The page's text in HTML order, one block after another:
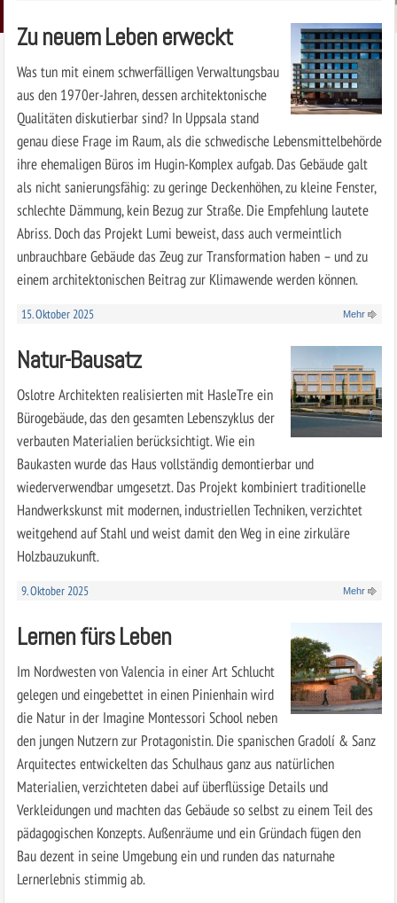
Zu neuem Leben erweckt
Was tun mit einem schwerfälligen Verwaltungsbau
aus den 1970er-Jahren, dessen architektonische
Qualitäten diskutierbar sind? In Uppsala stand
genau diese Frage im Raum, als die schwedische Lebensmittelbehörde
ihre ehemaligen Büros im Hugin-Komplex aufgab. Das Gebäude galt
als nicht sanierungsfähig: zu geringe Deckenhöhen, zu kleine Fenster,
schlechte Dämmung, kein Bezug zur Straße. Die Empfehlung lautete
Abriss. Doch das Projekt Lumi beweist, dass auch vermeintlich
unbrauchbare Gebäude das Zeug zur Transformation haben – und zu
einem architektonischen Beitrag zur Klimawende werden können.
15. Oktober 2025 Mehr
Natur-Bausatz
Oslotre Architekten realisierten mit HasleTre ein
Bürogebäude, das den gesamten Lebenszyklus der
verbauten Materialien berücksichtigt. Wie ein
Baukasten wurde das Haus vollständig demontierbar und
wiederverwendbar umgesetzt. Das Projekt kombiniert traditionelle
Handwerkskunst mit modernen, industriellen Techniken, verzichtet
weitgehend auf Stahl und weist damit den Weg in eine zirkuläre
Holzbauzukunft.
9. Oktober 2025 Mehr
Lernen fürs Leben
Im Nordwesten von Valencia in einer Art Schlucht
gelegen und eingebettet in einen Pinienhain wird
die Natur in der Imagine Montessori School neben
den jungen Nutzern zur Protagonistin. Die spanischen Gradolí & Sanz
Arquitectes entwickelten das Schulhaus ganz aus natürlichen
Materialien, verzichteten dabei auf überflüssige Details und
Verkleidungen und machten das Gebäude so selbst zu einem Teil des
pädagogischen Konzepts. Außenräume und ein Gründach fügen den
Bau dezent in seine Umgebung ein und runden das naturnahe
Lernerlebnis stimmig ab.